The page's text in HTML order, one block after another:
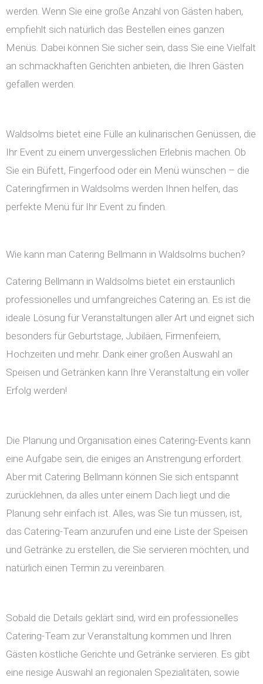
werden. Wenn Sie eine große Anzahl von Gästen haben,
empfiehlt sich natürlich das Bestellen eines ganzen
Menüs. Dabei können Sie sicher sein, dass Sie eine Vielfalt
an schmackhaften Gerichten anbieten, die Ihren Gästen
gefallen werden.
Waldsolms bietet eine Fülle an kulinarischen Genüssen, die
Ihr Event zu einem unvergesslichen Erlebnis machen. Ob
Sie ein Büfett, Fingerfood oder ein Menü wünschen – die
Cateringfirmen in Waldsolms werden Ihnen helfen, das
perfekte Menü für Ihr Event zu finden.
Wie kann man Catering Bellmann in Waldsolms buchen?
Catering Bellmann in Waldsolms bietet ein erstaunlich
professionelles und umfangreiches Catering an. Es ist die
ideale Lösung für Veranstaltungen aller Art und eignet sich
besonders für Geburtstage, Jubiläen, Firmenfeiern,
Hochzeiten und mehr. Dank einer großen Auswahl an
Speisen und Getränken kann Ihre Veranstaltung ein voller
Erfolg werden!
Die Planung und Organisation eines Catering-Events kann
eine Aufgabe sein, die einiges an Anstrengung erfordert.
Aber mit Catering Bellmann können Sie sich entspannt
zurücklehnen, da alles unter einem Dach liegt und die
Planung sehr einfach ist. Alles, was Sie tun müssen, ist,
das Catering-Team anzurufen und eine Liste der Speisen
und Getränke zu erstellen, die Sie servieren möchten, und
natürlich einen Termin zu vereinbaren.
Sobald die Details geklärt sind, wird ein professionelles
Catering-Team zur Veranstaltung kommen und Ihren
Gästen köstliche Gerichte und Getränke servieren. Es gibt
eine riesige Auswahl an regionalen Spezialitäten, sowie